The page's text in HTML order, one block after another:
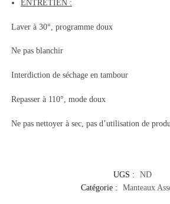
ENTRETIEN :
Laver à 30°, programme doux
Ne pas blanchir
Interdiction de séchage en tambour
Repasser à 110°, mode doux
Ne pas nettoyer à sec, pas d’utilisation de
UGS :
ND
Catégorie :
Manteaux